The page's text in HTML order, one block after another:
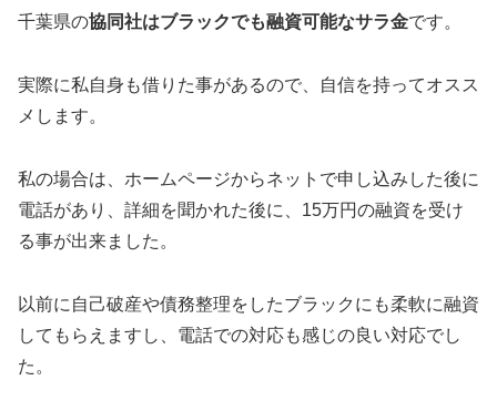
千葉県の協同社はブラックでも融資可能なサラ金です。
実際に私自身も借りた事があるので、自信を持ってオスス
メします。
私の場合は、ホームページからネットで申し込みした後に
電話があり、詳細を聞かれた後に、15万円の融資を受け
る事が出来ました。
以前に自己破産や債務整理をしたブラックにも柔軟に融資
してもらえますし、電話での対応も感じの良い対応でし
た。